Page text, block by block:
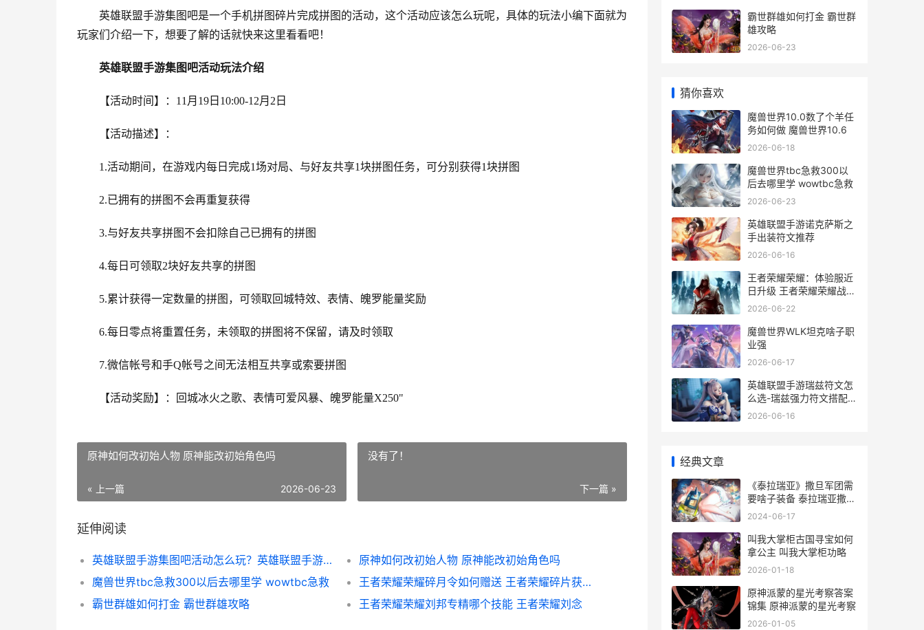
英雄联盟手游集图吧是一个手机拼图碎片完成拼图的活动，这个活动应该怎么玩呢，具体的玩法小编下面就为
玩家们介绍一下，想要了解的话就快来这里看看吧！
英雄联盟手游集图吧活动玩法介绍
【活动时间】：11月19日10:00-12月2日
【活动描述】：
1.活动期间，在游戏内每日完成1场对局、与好友共享1块拼图任务，可分别获得1块拼图
2.已拥有的拼图不会再重复获得
3.与好友共享拼图不会扣除自己已拥有的拼图
4.每日可领取2块好友共享的拼图
5.累计获得一定数量的拼图，可领取回城特效、表情、魄罗能量奖励
6.每日零点将重置任务，未领取的拼图将不保留，请及时领取
7.微信帐号和手Q帐号之间无法相互共享或索要拼图
【活动奖励】：回城冰火之歌、表情可爱风暴、魄罗能量X250"
原神如何改初始人物 原神能改初始角色吗
« 上一篇 2026-06-23
没有了！
下一篇 »
延伸阅读
英雄联盟手游集图吧活动怎么玩？英雄联盟手游集图吧活动玩法介绍
原神如何改初始人物 原神能改初始角色吗
魔兽世界tbc急救300以后去哪里学 wowtbc急救
王者荣耀荣耀碎月令如何赠送 王者荣耀碎片获取攻略
霸世群雄如何打金 霸世群雄攻略
王者荣耀荣耀刘邦专精哪个技能 王者荣耀刘念
霸世群雄如何打金 霸世群
雄攻略
2026-06-23
猜你喜欢
魔兽世界10.0数了个羊任
务如何做 魔兽世界10.6
2026-06-18
魔兽世界tbc急救300以
后去哪里学 wowtbc急救
2026-06-23
英雄联盟手游诺克萨斯之
手出装符文推荐
2026-06-16
王者荣耀荣耀：体验服近
日升级 王者荣耀荣耀战区
怎么修改别的地区
2026-06-22
魔兽世界WLK坦克啥子职
业强
2026-06-17
英雄联盟手游瑞兹符文怎
么选-瑞兹强力符文搭配推
荐
2026-06-16
经典文章
《泰拉瑞亚》撒旦军团需
要啥子装备 泰拉瑞亚撒旦
军团有必要打吗
2024-06-17
叫我大掌柜古国寻宝如何
拿公主 叫我大掌柜功略
2026-01-18
原神派蒙的星光考察答案
锦集 原神派蒙的星光考察
2026-01-05